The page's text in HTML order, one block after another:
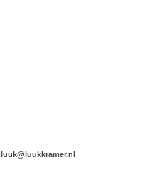
luuk@luukkramer.nl